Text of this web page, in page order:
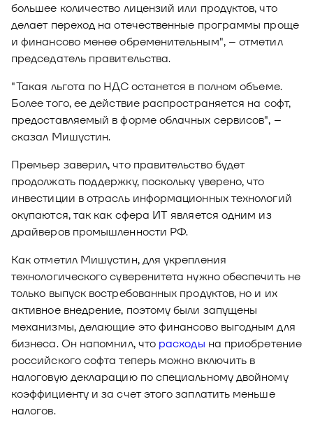
большее количество лицензий или продуктов, что
делает переход на отечественные программы проще
и финансово менее обременительным", – отметил
председатель правительства.
"Такая льгота по НДС останется в полном объеме.
Более того, ее действие распространяется на софт,
предоставляемый в форме облачных сервисов", –
сказал Мишустин.
Премьер заверил, что правительство будет
продолжать поддержку, поскольку уверено, что
инвестиции в отрасль информационных технологий
окупаются, так как сфера ИТ является одним из
драйверов промышленности РФ.
Как отметил Мишустин, для укрепления
технологического суверенитета нужно обеспечить не
только выпуск востребованных продуктов, но и их
активное внедрение, поэтому были запущены
механизмы, делающие это финансово выгодным для
бизнеса. Он напомнил, что расходы на приобретение
российского софта теперь можно включить в
налоговую декларацию по специальному двойному
коэффициенту и за счет этого заплатить меньше
налогов.